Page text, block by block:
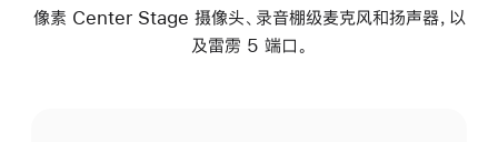
像素 Center Stage 摄像头、录音棚级麦克风和扬声器，以
及雷雳 5 端口。